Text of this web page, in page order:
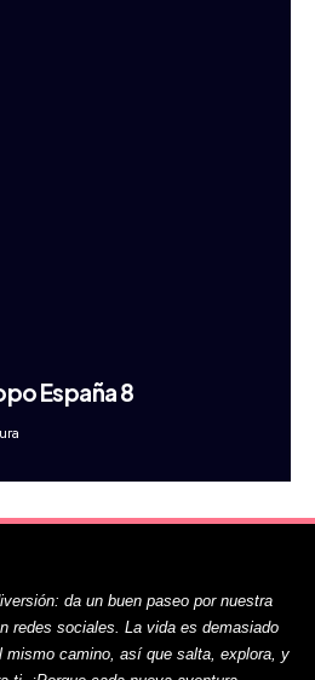
España 8
da un buen paseo por nuestra
redes sociales. La vida es demasiado
mismo camino, así que salta, explora, y